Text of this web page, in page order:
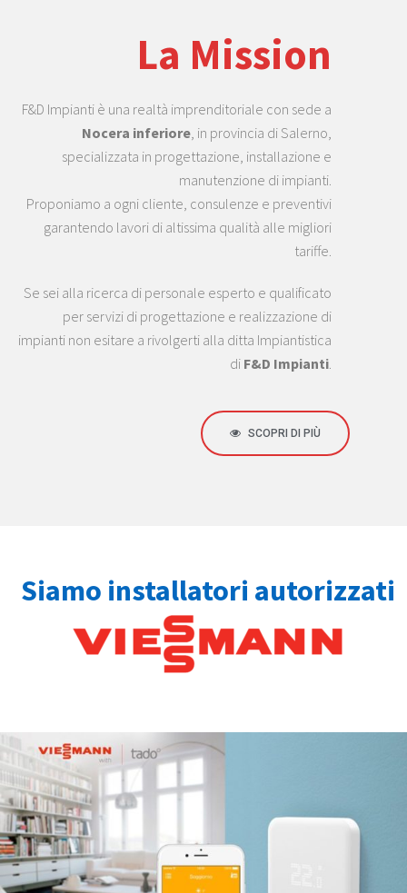
La Mission
F&D Impianti è una realtà imprenditoriale con sede a
Nocera inferiore, in provincia di Salerno,
specializzata in progettazione, installazione e
manutenzione di impianti.
Proponiamo a ogni cliente, consulenze e preventivi
garantendo lavori di altissima qualità alle migliori
tariffe.
Se sei alla ricerca di personale esperto e qualificato
per servizi di progettazione e realizzazione di
impianti non esitare a rivolgerti alla ditta Impiantistica
di F&D Impianti.
SCOPRI DI PIÙ
Siamo installatori autorizzati